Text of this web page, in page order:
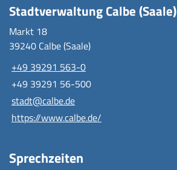
Stadtverwaltung Calbe (Saale)
Markt 18
39240 Calbe (Saale)
+49 39291 563-0
+49 39291 56-500
stadt@calbe.de
https://www.calbe.de/
Sprechzeiten